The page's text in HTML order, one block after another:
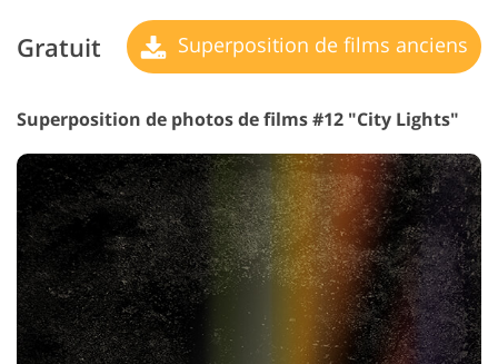
Gratuit Superposition de films anciens
Superposition de photos de films #12 "City Lights"